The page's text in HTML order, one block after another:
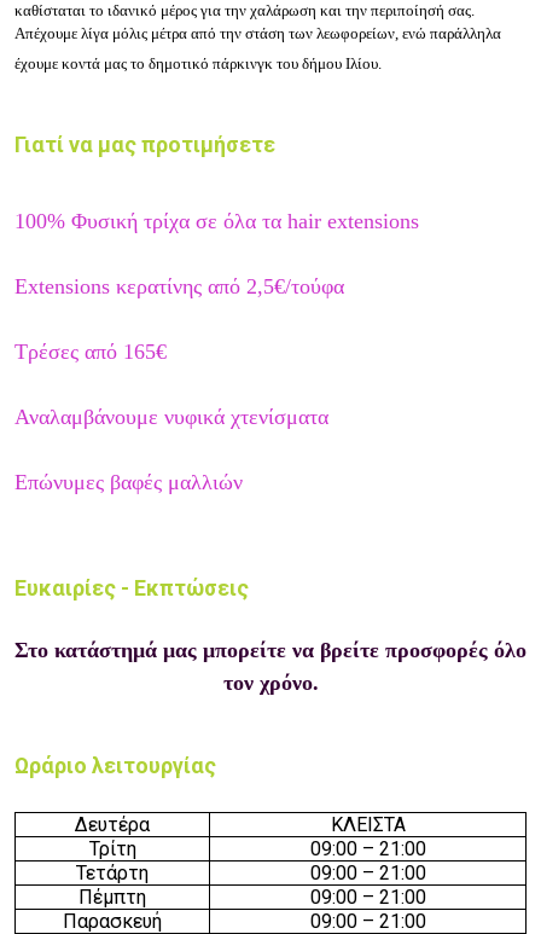
καθίσταται το ιδανικό μέρος για την χαλάρωση και την περιποίησή σας.
Απέχουμε λίγα μόλις μέτρα από την στάση των λεωφορείων, ενώ παράλληλα
έχουμε κοντά μας το δημοτικό πάρκινγκ του δήμου Ιλίου.
Γιατί να μας προτιμήσετε
100% Φυσική τρίχα σε όλα τα hair extensions
Extensions κερατίνης από 2,5€/τούφα
Τρέσες από 165€
Αναλαμβάνουμε νυφικά χτενίσματα
Επώνυμες βαφές μαλλιών
Ευκαιρίες - Εκπτώσεις
Στο κατάστημά μας μπορείτε να βρείτε προσφορές όλο
τον χρόνο.
Ωράριο λειτουργίας
Δευτέρα
ΚΛΕΙΣΤΑ
Τρίτη
09:00 – 21:00
Τετάρτη
09:00 – 21:00
Πέμπτη
09:00 – 21:00
Παρασκευή
09:00 – 21:00